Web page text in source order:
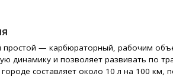
простой — карбюраторный, рабочим
динамику и позволяет развивать по
составляет около 10 л на 100 км,